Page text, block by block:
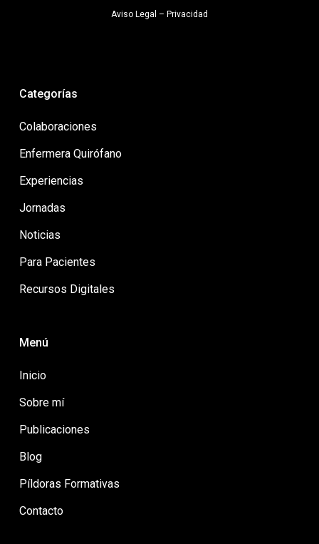
Aviso Legal – Privacidad
Categorías
Colaboraciones
Enfermera Quirófano
Experiencias
Jornadas
Noticias
Para Pacientes
Recursos Digitales
Menú
Inicio
Sobre mí
Publicaciones
Blog
Píldoras Formativas
Contacto